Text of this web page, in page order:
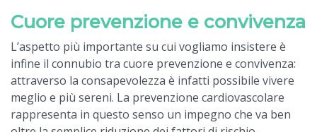
Cuore prevenzione e convivenza
L’aspetto più importante su cui vogliamo insistere è
infine il connubio tra cuore prevenzione e convivenza:
attraverso la consapevolezza è infatti possibile vivere
meglio e più sereni. La prevenzione cardiovascolare
rappresenta in questo senso un impegno che va ben